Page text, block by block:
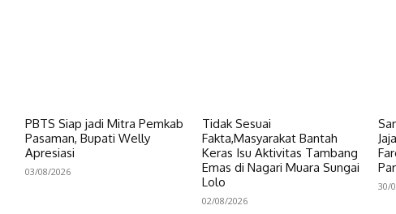
PBTS Siap jadi Mitra Pemkab
Pasaman, Bupati Welly
Apresiasi
03/08/2026
Tidak Sesuai
Fakta,Masyarakat Bantah
Keras Isu Aktivitas Tambang
Emas di Nagari Muara Sungai
Lolo
02/08/2026
30/